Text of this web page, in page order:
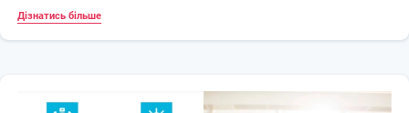
Дізнатись більше